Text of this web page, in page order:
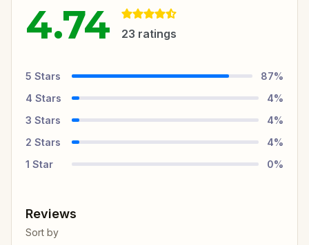
4.74 23 ratings
5 Stars 87%
4 Stars 4%
3 Stars 4%
2 Stars 4%
1 Star 0%
Reviews
Sort by